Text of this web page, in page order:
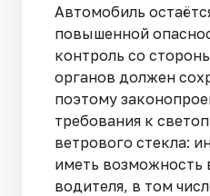
Автомобиль
повышенной
контроль со
органов должен
поэтому
требования к
ветрового стекла:
иметь возможность
водителя, в том